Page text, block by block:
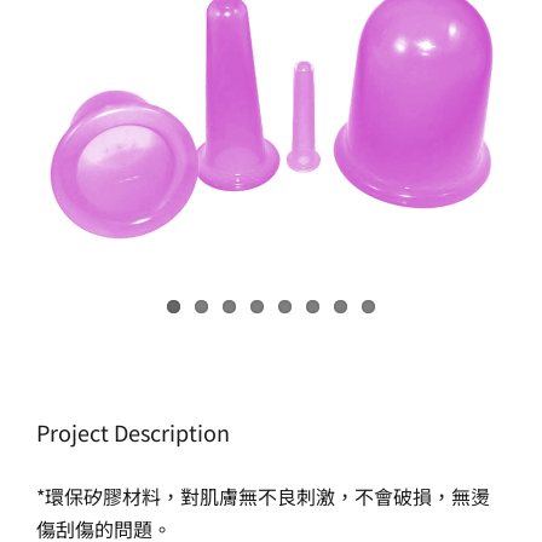
選購指南
公司介紹
Project Description
*環保矽膠材料，對肌膚無不良刺激，不會破損，無燙
傷刮傷的問題。